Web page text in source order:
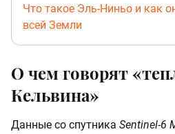
Что такое Эль-Ниньо и как
всей Земли
О чем говорят
Кельвина»
Данные со спутника Sentinel-6